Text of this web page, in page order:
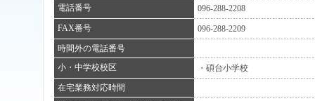
電話番号
096-288-2208
FAX番号
096-288-2209
時間外の電話番号
小・中学校校区
・碩台小学校
在宅業務対応時間